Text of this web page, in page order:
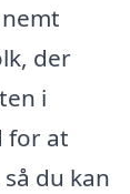
der
i
for at
du kan